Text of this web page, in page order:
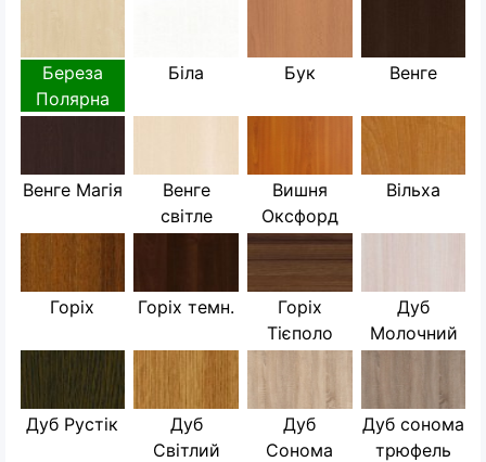
Береза
Полярна
Біла Бук Венге
Венге Магія
Венге
світле
Вишня
Оксфорд
Вільха
Горіх Горіх темн.
Горіх
Тієполо
Дуб
Молочний
Дуб Рустік
Дуб
Світлий
Дуб
Сонома
Дуб сонома
трюфель